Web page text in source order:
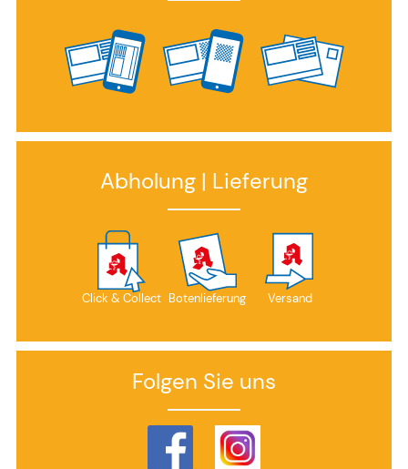
Abholung | Lieferung
Click & Collect Botenlieferung Versand
Folgen Sie uns